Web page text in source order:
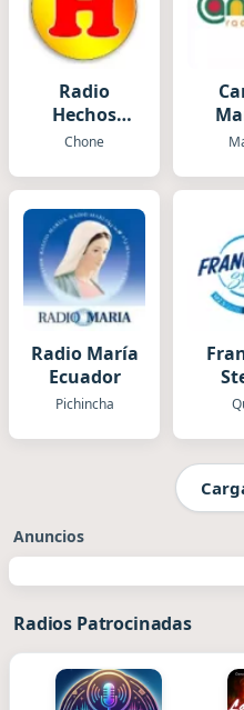
Radio
Hechos
Ecuador
Chone
Radio María
Ecuador
Pichincha
Anuncios
Radios Patrocinadas